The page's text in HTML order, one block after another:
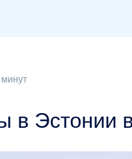
в Эстонии